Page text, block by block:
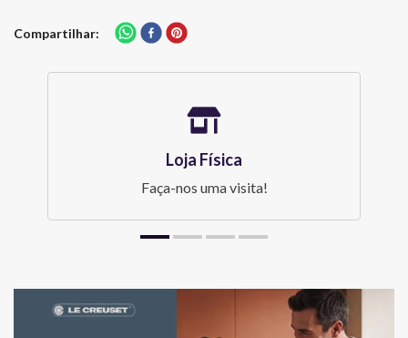
Compartilhar
Loja Física
Faça-nos uma visita!